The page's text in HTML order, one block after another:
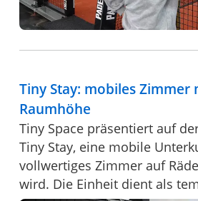
Tiny Stay: mobiles Zimmer
Raumhöhe
Tiny Space präsentiert auf
Tiny Stay, eine mobile
vollwertiges Zimmer auf
wird. Die Einheit dient als